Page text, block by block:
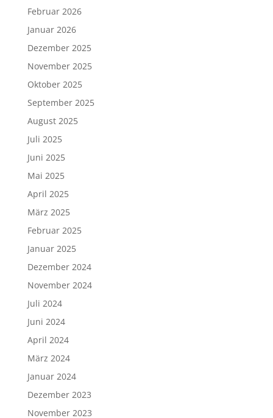
Februar 2026
Januar 2026
Dezember 2025
November 2025
Oktober 2025
September 2025
August 2025
Juli 2025
Juni 2025
Mai 2025
April 2025
März 2025
Februar 2025
Januar 2025
Dezember 2024
November 2024
Juli 2024
Juni 2024
April 2024
März 2024
Januar 2024
Dezember 2023
November 2023